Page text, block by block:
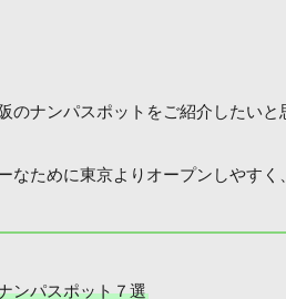
のナンパスポットをご紹介したいと
なために東京よりオープンしやす
ンパスポット７選